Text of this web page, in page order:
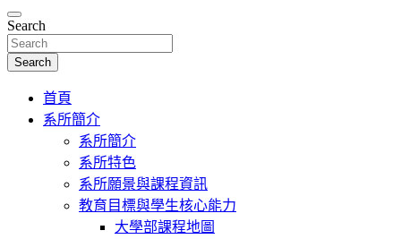
Search
Search
首頁
系所簡介
系所簡介
系所特色
系所願景與課程資訊
教育目標與學生核心能力
大學部課程地圖